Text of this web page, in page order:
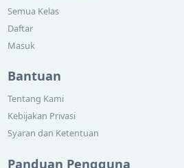
Semua Kelas
Daftar
Masuk
Bantuan
Tentang Kami
Kebijakan Privasi
Syaran dan Ketentuan
Panduan Pengguna